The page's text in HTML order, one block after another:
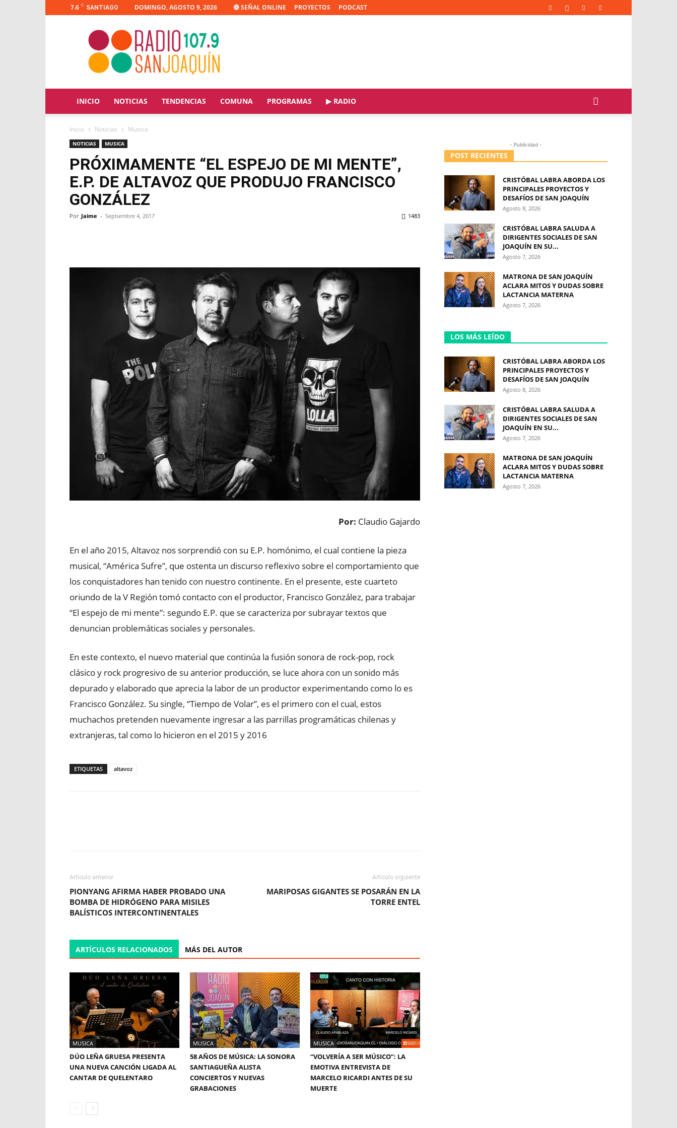
7.6 C SANTIAGO DOMINGO, AGOSTO 9, 2026 🔴 SEÑAL ONLINE PROYECTOS PODCAST
Radio
Joaquín
INICIO NOTICIAS TENDENCIAS COMUNA PROGRAMAS ▶ RADIO
Inicio Noticias Musica
NOTICIAS MUSICA
PRÓXIMAMENTE “EL ESPEJO DE MI MENTE”,
E.P. DE ALTAVOZ QUE PRODUJO FRANCISCO
GONZÁLEZ
Por Jaime - Septiembre 4, 2017 1483
Por: Claudio Gajardo
En el año 2015, Altavoz nos sorprendió con su E.P. homónimo, el cual contiene la pieza
musical, “América Sufre”, que ostenta un discurso reflexivo sobre el comportamiento que
los conquistadores han tenido con nuestro continente. En el presente, este cuarteto
oriundo de la V Región tomó contacto con el productor, Francisco González, para trabajar
“El espejo de mi mente”: segundo E.P. que se caracteriza por subrayar textos que
denuncian problemáticas sociales y personales.
En este contexto, el nuevo material que continúa la fusión sonora de rock-pop, rock
clásico y rock progresivo de su anterior producción, se luce ahora con un sonido más
depurado y elaborado que aprecia la labor de un productor experimentando como lo es
Francisco González. Su single, “Tiempo de Volar”, es el primero con el cual, estos
muchachos pretenden nuevamente ingresar a las parrillas programáticas chilenas y
extranjeras, tal como lo hicieron en el 2015 y 2016
ETIQUETAS altavoz
Artículo anterior
PIONYANG AFIRMA HABER PROBADO UNA
BOMBA DE HIDRÓGENO PARA MISILES
BALÍSTICOS INTERCONTINENTALES
Artículo siguiente
MARIPOSAS GIGANTES SE POSARÁN EN LA
TORRE ENTEL
ARTÍCULOS RELACIONADOS MÁS DEL AUTOR
MUSICA
DÚO LEÑA GRUESA PRESENTA
UNA NUEVA CANCIÓN LIGADA AL
CANTAR DE QUELENTARO
MUSICA
58 AÑOS DE MÚSICA: LA SONORA
SANTIAGUEÑA ALISTA
CONCIERTOS Y NUEVAS
GRABACIONES
MUSICA
“VOLVERÍA A SER MÚSICO”: LA
EMOTIVA ENTREVISTA DE
MARCELO RICARDI ANTES DE SU
MUERTE
- Publicidad -
POST RECIENTES
CRISTÓBAL LABRA ABORDA LOS
PRINCIPALES PROYECTOS Y
DESAFÍOS DE SAN JOAQUÍN
Agosto 8, 2026
CRISTÓBAL LABRA SALUDA A
DIRIGENTES SOCIALES DE SAN
JOAQUÍN EN SU...
Agosto 7, 2026
MATRONA DE SAN JOAQUÍN
ACLARA MITOS Y DUDAS SOBRE
LACTANCIA MATERNA
Agosto 7, 2026
LOS MÁS LEÍDO
CRISTÓBAL LABRA ABORDA LOS
PRINCIPALES PROYECTOS Y
DESAFÍOS DE SAN JOAQUÍN
Agosto 8, 2026
CRISTÓBAL LABRA SALUDA A
DIRIGENTES SOCIALES DE SAN
JOAQUÍN EN SU...
Agosto 7, 2026
MATRONA DE SAN JOAQUÍN
ACLARA MITOS Y DUDAS SOBRE
LACTANCIA MATERNA
Agosto 7, 2026